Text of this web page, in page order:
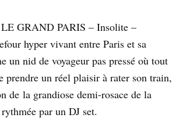
LE GRAND PARIS – Insolite –
hyper vivant entre Paris et sa
un nid de voyageur pas pressé où tout
prendre un réel plaisir à rater son train,
de la grandiose demi-rosace de la
par un DJ set.